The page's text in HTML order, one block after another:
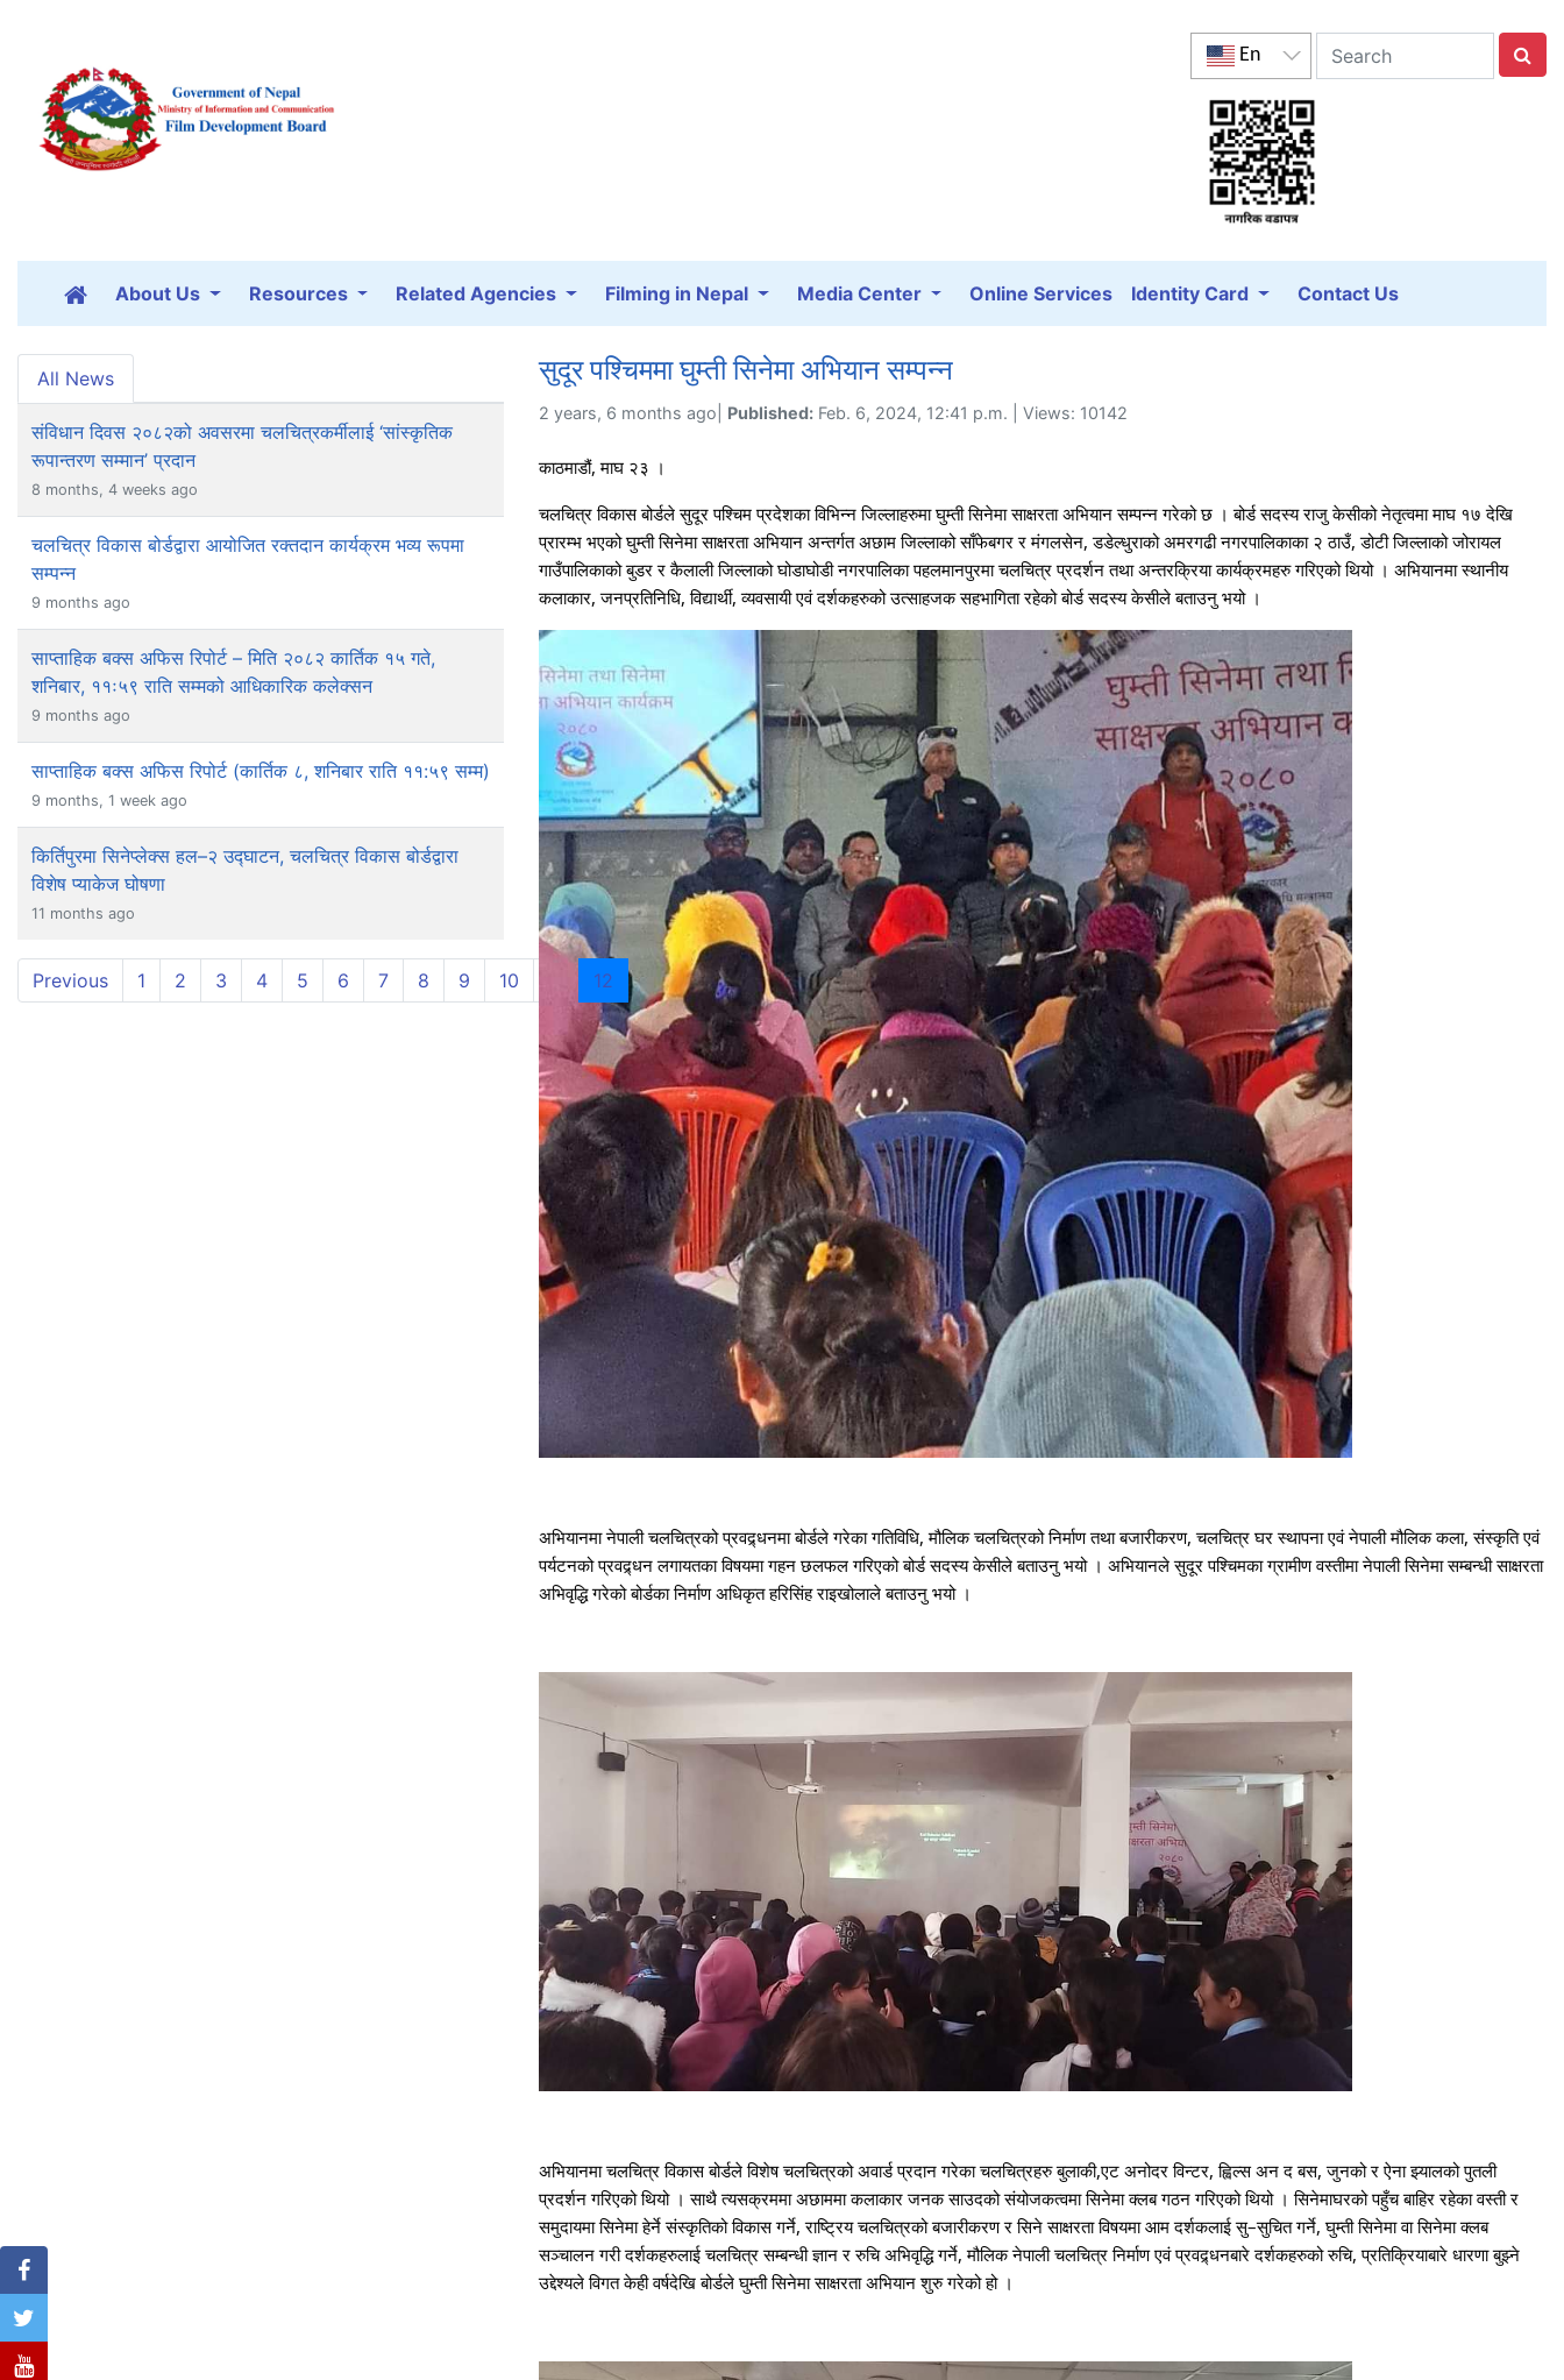
En
About Us Resources Related Agencies Filming in Nepal Media Center Online Services Identity Card Contact Us
All News
संविधान दिवस २०८२को अवसरमा चलचित्रकर्मीलाई ‘सांस्कृतिक
रूपान्तरण सम्मान’ प्रदान
8 months, 4 weeks ago
चलचित्र विकास बोर्डद्वारा आयोजित रक्तदान कार्यक्रम भव्य रूपमा
सम्पन्न
9 months ago
साप्ताहिक बक्स अफिस रिपोर्ट – मिति २०८२ कार्तिक १५ गते,
शनिबार, ११ः५९ राति सम्मको आधिकारिक कलेक्सन
9 months ago
साप्ताहिक बक्स अफिस रिपोर्ट (कार्तिक ८, शनिबार राति ११:५९ सम्म)
9 months, 1 week ago
किर्तिपुरमा सिनेप्लेक्स हल–२ उद्घाटन, चलचित्र विकास बोर्डद्वारा
विशेष प्याकेज घोषणा
11 months ago
Previous 1 2 3 4 5 6 7 8 9 10 12 (current)
13 14 15 16 17 19 20 21 22 Next
सुदूर पश्चिममा घुम्ती सिनेमा अभियान सम्पन्न
2 years, 6 months ago| Published: Feb. 6, 2024, 12:41 p.m. | Views: 10142
काठमाडौं, माघ २३ ।
चलचित्र विकास बोर्डले सुदूर पश्चिम प्रदेशका विभिन्न जिल्लाहरुमा घुम्ती सिनेमा साक्षरता अभियान सम्पन्न गरेको छ । बोर्ड सदस्य राजु केसीको नेतृत्वमा माघ १७ देखि
प्रारम्भ भएको घुम्ती सिनेमा साक्षरता अभियान अन्तर्गत अछाम जिल्लाको साँफेबगर र मंगलसेन, डडेल्धुराको अमरगढी नगरपालिकाका २ ठाउँ, डोटी जिल्लाको जोरायल
गाउँपालिकाको बुडर र कैलाली जिल्लाको घोडाघोडी नगरपालिका पहलमानपुरमा चलचित्र प्रदर्शन तथा अन्तरक्रिया कार्यक्रमहरु गरिएको थियो । अभियानमा स्थानीय
कलाकार, जनप्रतिनिधि, विद्यार्थी, व्यवसायी एवं दर्शकहरुको उत्साहजक सहभागिता रहेको बोर्ड सदस्य केसीले बताउनु भयो ।
अभियानमा नेपाली चलचित्रको प्रवद्र्धनमा बोर्डले गरेका गतिविधि, मौलिक चलचित्रको निर्माण तथा बजारीकरण, चलचित्रघर स्थापना एवं नेपाली मौलिक कला, संस्कृति एवं
पर्यटनको प्रवद्र्धन लगायतका विषयमा गहन छलफल गरिएको बोर्ड सदस्य केसीले बताउनु भयो । अभियानले सुदूर पश्चिमका ग्रामीण वस्तीमा नेपाली सिनेमा सम्बन्धी साक्षरता
अभिवृद्धि गरेको बोर्डका निर्माण अधिकृत हरिसिंह राइखोलाले बताउनु भयो ।
अभियानमा चलचित्र विकास बोर्डले विशेष चलचित्रको अवार्ड प्रदान गरेका चलचित्रहरु बुलाकी,एट अनोदर विन्टर, ह्विल्स अन द बस, जुनको र ऐना झ्यालको पुतली
प्रदर्शन गरिएको थियो । साथै त्यसक्रममा अछाममा कलाकार जनक साउदको संयोजकत्वमा सिनेमा क्लब गठन गरिएको थियो । सिनेमाघरको पहुँच बाहिर रहेका वस्ती र
समुदायमा सिनेमा हेर्ने संस्कृतिको विकास गर्ने, राष्ट्रिय चलचित्रको बजारीकरण र सिनेसाक्षरता विषयमा आम दर्शकलाई सु–सुचित गर्ने, घुम्ती सिनेमा वा सिनेमा क्लब
सञ्चालन गरी दर्शकहरुलाई चलचित्र सम्बन्धी ज्ञान र रुचि अभिवृद्धि गर्ने, मौलिक नेपाली चलचित्र निर्माण एवं प्रवद्र्धनबारे दर्शकहरुको रुचि, प्रतिक्रियाबारे धारणा बुझ्ने
उद्देश्यले विगत केही वर्षदेखि बोर्डले घुम्ती सिनेमा साक्षरता अभियान शुरु गरेको हो ।